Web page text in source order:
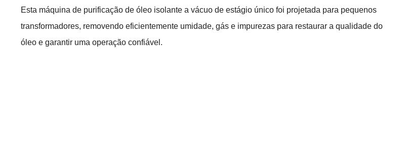
Esta máquina de purificação de óleo isolante a vácuo de estágio único foi projetada para pequenos
transformadores, removendo eficientemente umidade, gás e impurezas para restaurar a qualidade do
óleo e garantir uma operação confiável.